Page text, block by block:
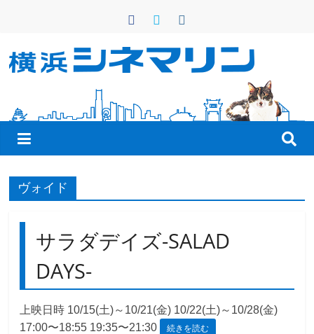
ン
横
浜
シ
ネ
マ
リ
ン
ヴォイド
サラダデイズ-SALAD
DAYS-
上映日時 10/15(土)～10/21(金) 10/22(土)～10/28(金)
17:00〜18:55 19:35〜21:30
続きを読む